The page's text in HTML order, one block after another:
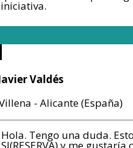
iniciativa.
Valdés
- Alicante (España)
Hola. Tengo una duda.